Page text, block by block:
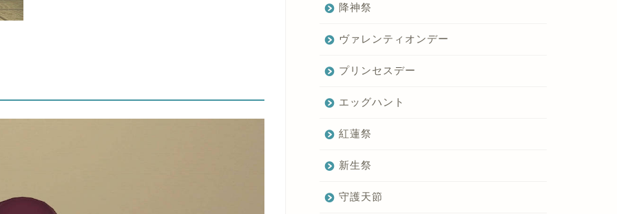
降神祭
ヴァレンティオンデー
プリンセスデー
エッグハント
紅蓮祭
新生祭
守護天節